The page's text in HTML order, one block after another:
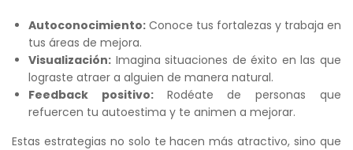
Autoconocimiento: Conoce tus fortalezas y trabaja en
tus áreas de mejora.
Visualización: Imagina situaciones de éxito en las que
lograste atraer a alguien de manera natural.
Feedback positivo: Rodéate de personas que
refuercen tu autoestima y te animen a mejorar.
Estas estrategias no solo te hacen más atractivo, sino que